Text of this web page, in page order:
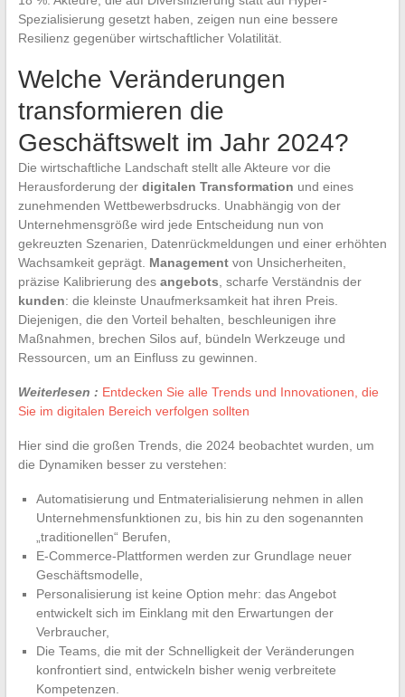
Spezialisierung gesetzt haben, zeigen nun eine bessere
Resilienz gegenüber wirtschaftlicher Volatilität.
Welche Veränderungen
transformieren die
Geschäftswelt im Jahr 2024?
Die wirtschaftliche Landschaft stellt alle Akteure vor die
Herausforderung der digitalen Transformation und eines
zunehmenden Wettbewerbsdrucks. Unabhängig von der
Unternehmensgröße wird jede Entscheidung nun von
gekreuzten Szenarien, Datenrückmeldungen und einer erhöhten
Wachsamkeit geprägt. Managementvon Unsicherheiten,
präzise Kalibrierung des angebots , scharfe Verständnis der
kunden: die kleinste Unaufmerksamkeit hat ihren Preis.
Diejenigen, die den Vorteil behalten, beschleunigen ihre
Maßnahmen, brechen Silos auf, bündeln Werkzeuge und
Ressourcen, um an Einfluss zu gewinnen.
Weiterlesen : Entdecken Sie alle Trends und Innovationen, die
Sie im digitalen Bereich verfolgen sollten
Hier sind die großen Trends, die 2024 beobachtet wurden, um
die Dynamiken besser zu verstehen:
Automatisierung und Entmaterialisierung nehmen in allen
Unternehmensfunktionen zu, bis hin zu den sogenannten
„traditionellen“ Berufen,
E-Commerce-Plattformen werden zur Grundlage neuer
Geschäftsmodelle,
Personalisierung ist keine Option mehr: das Angebot
entwickelt sich im Einklang mit den Erwartungen der
Verbraucher,
Die Teams, die mit der Schnelligkeit der Veränderungen
konfrontiert sind, entwickeln bisher wenig verbreitete
Kompetenzen.